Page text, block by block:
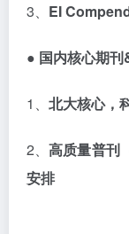
3、 EI
● 国内核心期刊
1、 北大核心，
2、高质量普刊
安排